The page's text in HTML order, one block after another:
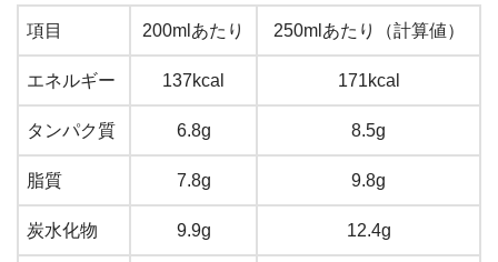
項目 200mlあたり 250mlあたり（計算値）
エネルギー 137kcal 171kcal
タンパク質 6.8g 8.5g
脂質 7.8g 9.8g
炭水化物 9.9g 12.4g